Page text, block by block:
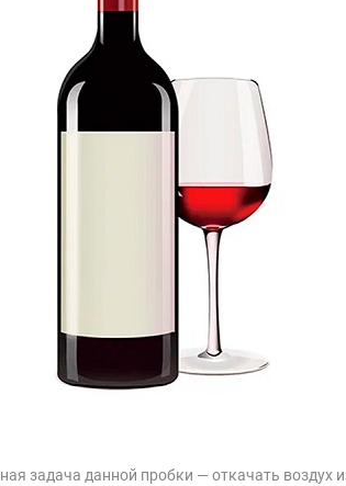
задача данной пробки — откачать воздух